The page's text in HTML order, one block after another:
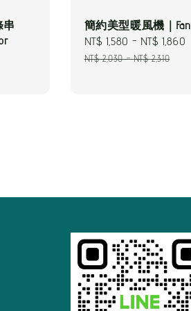
串
簡約美型暖風機｜Fan
Sale
price
NT$ 1,580 - NT$ 1,860
NT$ 2,030-NT$ 2,310